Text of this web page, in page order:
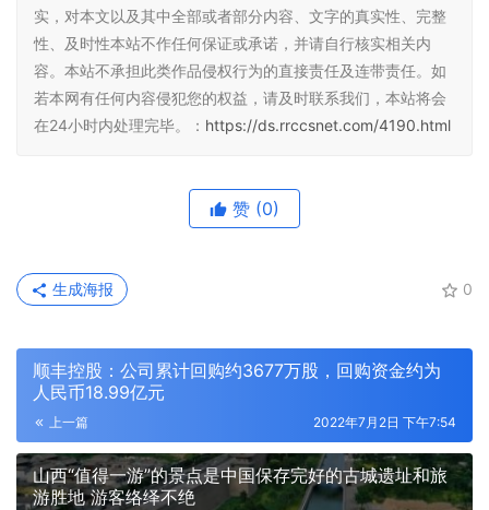
实，对本文以及其中全部或者部分内容、文字的真实性、完整
性、及时性本站不作任何保证或承诺，并请自行核实相关内
容。本站不承担此类作品侵权行为的直接责任及连带责任。如
若本网有任何内容侵犯您的权益，请及时联系我们，本站将会
在24小时内处理完毕。： https://ds.rrccsnet.com/4190.html
赞 (0)
0
生成海报
顺丰控股：公司累计回购约3677万股，回购资金约为
人民币18.99亿元
上一篇 2022年7月2日 下午7:54
山西“值得一游”的景点是中国保存完好的古城遗址和旅
游胜地 游客络绎不绝